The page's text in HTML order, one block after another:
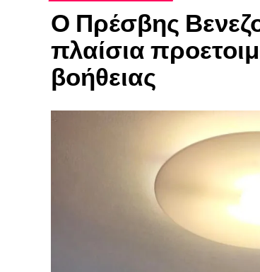
Ο Πρέσβης
πλαίσια
βοήθειας